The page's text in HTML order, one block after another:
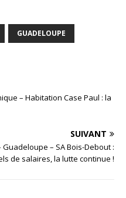
GUADELOUPE
– Habitation Case Paul : la
SUIVANT
Guadeloupe – SA Bois-Debout :
de salaires, la lutte continue !